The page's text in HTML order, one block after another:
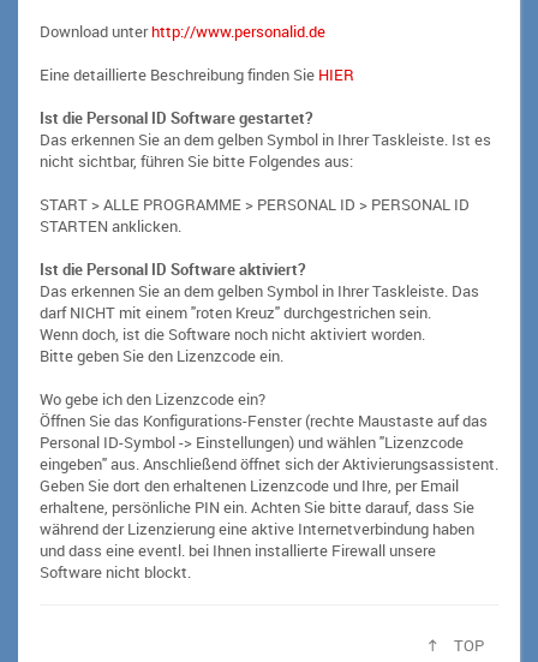
Download unterhttp://www.personalid.de
Eine detaillierte Beschreibung finden Sie HIER
Ist die Personal ID Software gestartet?
Das erkennen Sie an dem gelben Symbol in Ihrer Taskleiste. Ist es
nicht sichtbar, führen Sie bitte Folgendes aus:
START > ALLE PROGRAMME > PERSONAL ID > PERSONAL ID
STARTEN anklicken.
Ist die Personal ID Software aktiviert?
Das erkennen Sie an dem gelben Symbol in Ihrer Taskleiste. Das
darf NICHT mit einem "roten Kreuz" durchgestrichen sein.
Wenn doch, ist die Software noch nicht aktiviert worden.
Bitte geben Sie den Lizenzcode ein.
Wo gebe ich den Lizenzcode ein?
Öffnen Sie das Konfigurations-Fenster (rechte Maustaste auf das
Personal ID-Symbol -> Einstellungen) und wählen "Lizenzcode
eingeben" aus. Anschließend öffnet sich der Aktivierungsassistent.
Geben Sie dort den erhaltenen Lizenzcode und Ihre, per Email
erhaltene, persönliche PIN ein. Achten Sie bitte darauf, dass Sie
während der Lizenzierung eine aktive Internetverbindung haben
und dass eine eventl. bei Ihnen installierte Firewall unsere
Software nicht blockt.
TOP